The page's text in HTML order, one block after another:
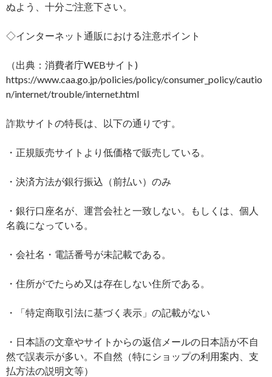
ぬよう、十分ご注意下さい。
◇インターネット通販における注意ポイント
（出典：消費者庁WEBサイト)
https://www.caa.go.jp/policies/policy/consumer_policy/cautio
n/internet/trouble/internet.html
詐欺サイトの特長は、以下の通りです。
・正規販売サイトより低価格で販売している。
・決済方法が銀行振込（前払い）のみ
・銀行口座名が、運営会社と一致しない。もしくは、個人
名義になっている。
・会社名・電話番号が未記載である。
・住所がでたらめ又は存在しない住所である。
・「特定商取引法に基づく表示」の記載がない
・日本語の文章やサイトからの返信メールの日本語が不自
然で誤表示が多い。不自然（特にショップの利用案内、支
払方法の説明文等）